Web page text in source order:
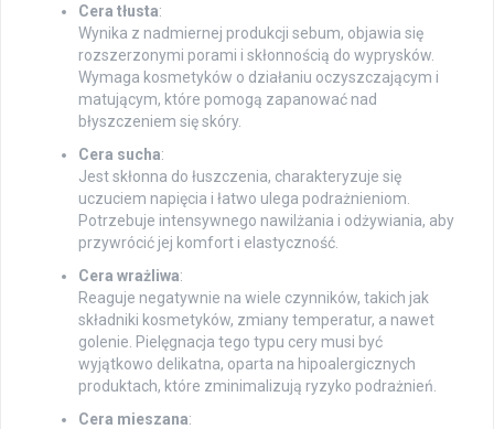
Cera tłusta:
Wynika z nadmiernej produkcji sebum, objawia się
rozszerzonymi porami i skłonnością do wyprysków.
Wymaga kosmetyków o działaniu oczyszczającym i
matującym, które pomogą zapanować nad
błyszczeniem się skóry.
Cera sucha:
Jest skłonna do łuszczenia, charakteryzuje się
uczuciem napięcia i łatwo ulega podrażnieniom.
Potrzebuje intensywnego nawilżania i odżywiania, aby
przywrócić jej komfort i elastyczność.
Cera wrażliwa:
Reaguje negatywnie na wiele czynników, takich jak
składniki kosmetyków, zmiany temperatur, a nawet
golenie. Pielęgnacja tego typu cery musi być
wyjątkowo delikatna, oparta na hipoalergicznych
produktach, które zminimalizują ryzyko podrażnień.
Cera mieszana: